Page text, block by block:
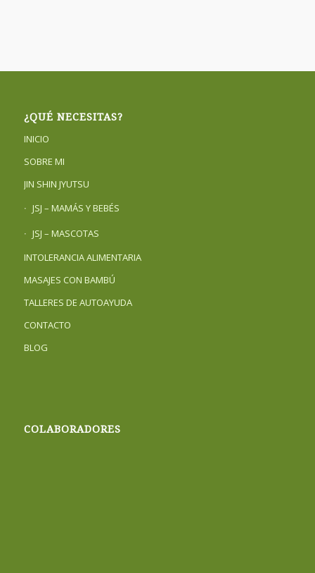
¿QUÉ NECESITAS?
INICIO
SOBRE MI
JIN SHIN JYUTSU
JSJ – MAMÁS Y BEBÉS
JSJ – MASCOTAS
INTOLERANCIA ALIMENTARIA
MASAJES CON BAMBÚ
TALLERES DE AUTOAYUDA
CONTACTO
BLOG
COLABORADORES